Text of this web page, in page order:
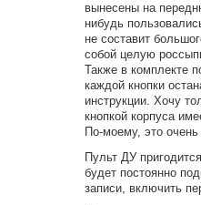
вынесены на
нибудь
не составит
собой целую
Также в комплекте
каждой кнопки
инструкции. Хочу
кнопкой корпуса
По-моему, это
Пульт ДУ
будет постоянно
записи, включить